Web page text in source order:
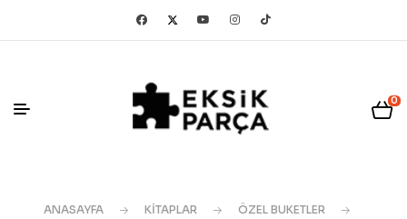
0
ANASAYFA KITAPLAR
ÖZEL BUKETLER